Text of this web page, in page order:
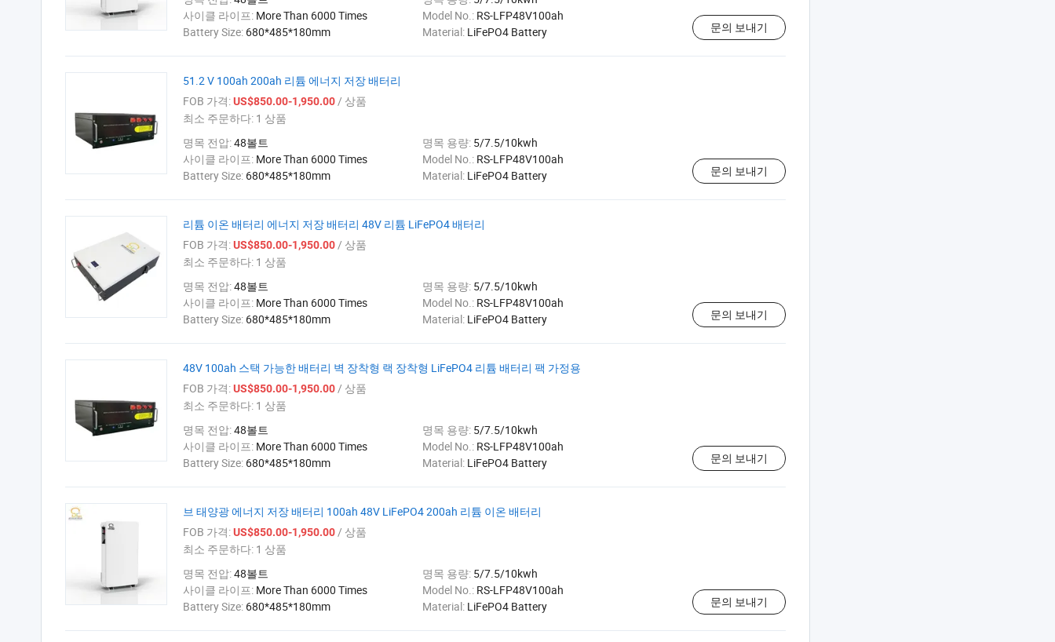
사이클 라이프: More Than 6000 Times Model No.: RS-LFP48V100ah
Battery Size: 680*485*180mm Material: LiFePO4 Battery 문의 보내기
51.2 V 100ah 200ah 리튬 에너지 저장 배터리
FOB 가격:US$850.00-1,950.00/ 상품
최소 주문하다: 1 상품
명목 전압:48볼트 명목 용량: 5/7.5/10kwh
사이클 라이프: More Than 6000 Times Model No.: RS-LFP48V100ah
Battery Size: 680*485*180mm Material: LiFePO4 Battery 문의 보내기
리튬 이온 배터리 에너지 저장 배터리 48V 리튬 LiFePO4 배터리
FOB 가격:US$850.00-1,950.00/ 상품
최소 주문하다: 1 상품
명목 전압:48볼트 명목 용량: 5/7.5/10kwh
사이클 라이프: More Than 6000 Times Model No.: RS-LFP48V100ah
Battery Size: 680*485*180mm Material: LiFePO4 Battery 문의 보내기
48V 100ah 스택 가능한 배터리 벽 장착형 랙 장착형 LiFePO4 리튬 배터리 팩 가정용
FOB 가격:US$850.00-1,950.00/ 상품
최소 주문하다: 1 상품
명목 전압:48볼트 명목 용량: 5/7.5/10kwh
사이클 라이프: More Than 6000 Times Model No.: RS-LFP48V100ah
Battery Size: 680*485*180mm Material: LiFePO4 Battery 문의 보내기
브 태양광 에너지 저장 배터리 100ah 48V LiFePO4 200ah 리튬 이온 배터리
FOB 가격:US$850.00-1,950.00/ 상품
최소 주문하다: 1 상품
명목 전압:48볼트 명목 용량: 5/7.5/10kwh
사이클 라이프: More Than 6000 Times Model No.: RS-LFP48V100ah
Battery Size: 680*485*180mm Material: LiFePO4 Battery 문의 보내기